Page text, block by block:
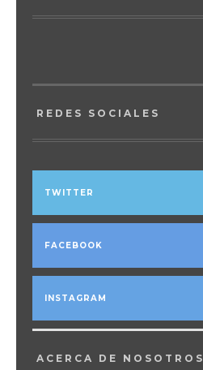
REDES SOCIALES
TWITTER
FACEBOOK
INSTAGRAM
ACERCA DE NOSOTROS